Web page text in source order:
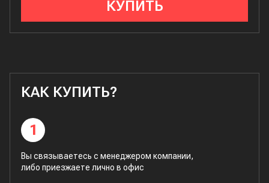
КУПИТЬ
КАК КУПИТЬ?
1
Вы связываетесь с менеджером компании,
либо приезжаете лично в офис